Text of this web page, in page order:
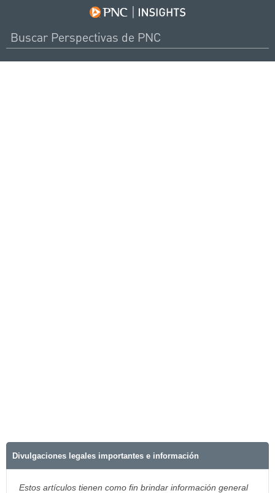
Divulgaciones legales importantes e información
Estos artículos tienen como fin brindar información general